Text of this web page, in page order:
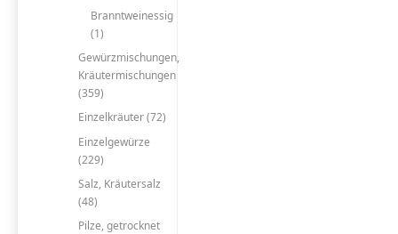
Branntweinessig
(1)
Gewürzmischungen,
Kräutermischungen
(359)
Einzelkräuter (72)
Einzelgewürze
(229)
Salz, Kräutersalz
(48)
Pilze, getrocknet